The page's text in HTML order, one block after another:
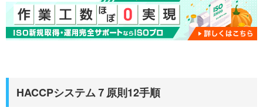
HACCPシステム７原則12手順